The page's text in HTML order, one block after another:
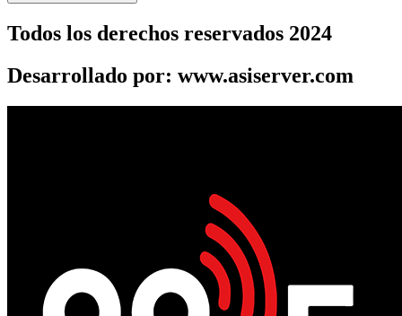
Todos los derechos reservados 2024
Desarrollado por: www.asiserver.com